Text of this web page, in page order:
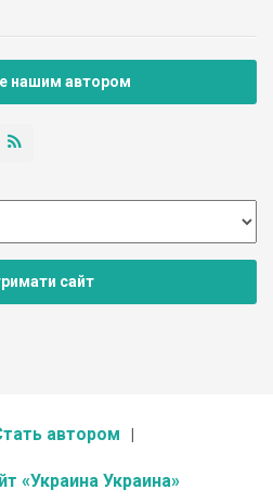
нашим автором
сайт
автором
«Украина Украина»